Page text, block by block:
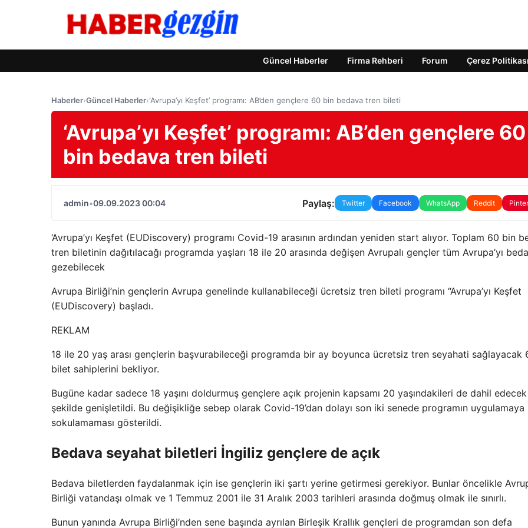
Güncel Haberler Firma Rehberi Forum Çerez Politikası
Haberler›Güncel Haberler›‘Avrupa’yı Keşfet’ programı: AB’den gençlere 60 bin bedava tren bileti
‘Avrupa’yı Keşfet’ programı: AB’den gençlere 60
bin bedava tren bileti
admin•09.09.2023 00:04 Paylaş: Twitter Facebook WhatsApp Reddit
‘Avrupa’yı Keşfet (EUDiscovery) programı Covid-19 arasının ardından yeniden start alıyor. Toplam 60 bin
tren biletinin dağıtılacağı programda yaşları 18 ile 20 arasında değişen Avrupalı gençler tüm Avrupa’yı
gezebilecek
Avrupa Birliği’nin gençlerin Avrupa genelinde kullanabileceği ücretsiz tren bileti programı “Avrupa’yı Keşfet
(EUDiscovery) başladı.
REKLAM
18 ile 20 yaş arası gençlerin başvurabileceği programda bir ay boyunca ücretsiz tren seyahati sağlayacak
bilet sahiplerini bekliyor.
Bugüne kadar sadece 18 yaşını doldurmuş gençlere açık projenin kapsamı 20 yaşındakileri de dahil edecek
şekilde genişletildi. Bu değişikliğe sebep olarak Covid-19’dan dolayı son iki senede programın uygulamaya
sokulamaması gösterildi.
Bedava seyahat biletleri İngiliz gençlere de açık
Bedava biletlerden faydalanmak için ise gençlerin iki şartı yerine getirmesi gerekiyor. Bunlar öncelikle
Birliği vatandaşı olmak ve 1 Temmuz 2001 ile 31 Aralık 2003 tarihleri ​​arasında doğmuş olmak ile sınırlı.
Bunun yanında Avrupa Birliği’nden sene başında ayrılan Birleşik Krallık gençleri de programdan son defa